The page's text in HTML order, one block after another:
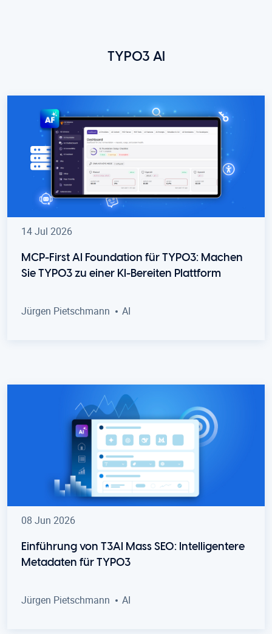
TYPO3 AI
14 Jul 2026
MCP-First AI Foundation für TYPO3: Machen
Sie TYPO3 zu einer KI-Bereiten Plattform
Jürgen Pietschmann AI
08 Jun 2026
Einführung von T3AI Mass SEO: Intelligentere
Metadaten für TYPO3
Jürgen Pietschmann AI